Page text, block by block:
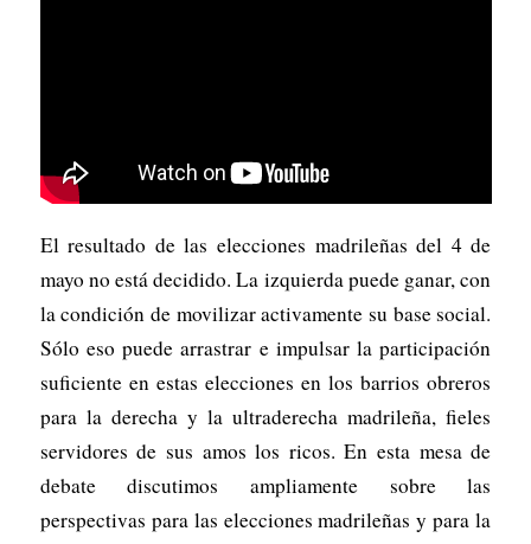
El resultado de las elecciones madrileñas del 4 de
mayo no está decidido. La izquierda puede ganar, con
la condición de movilizar activamente su base social.
Sólo eso puede arrastrar e impulsar la participación
suficiente en estas elecciones en los barrios obreros
para la derecha y la ultraderecha madrileña, fieles
servidores de sus amos los ricos. En esta mesa de
debate discutimos ampliamente sobre las
perspectivas para las elecciones madrileñas y para la